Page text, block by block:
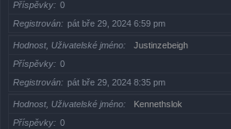
Příspěvky
0
Registrován
pát bře 29, 2024 6:59 pm
Hodnost, Uživatelské jméno
Justinzebeigh
Příspěvky
0
Registrován
pát bře 29, 2024 8:35 pm
Hodnost, Uživatelské jméno
Kennethslok
Příspěvky
0